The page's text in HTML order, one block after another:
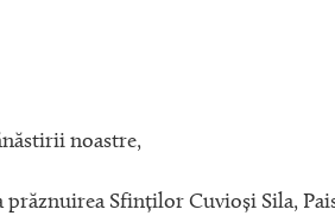
noastre,
prăznuirea Sfinților Cuvioși Sila,